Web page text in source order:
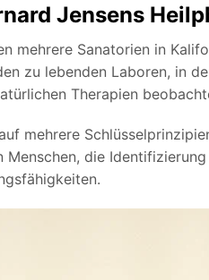
Jensens
mehrere Sanatorien in
zu lebenden Laboren, in
Therapien
mehrere
die